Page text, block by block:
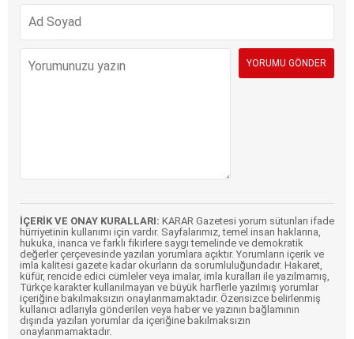
İÇERİK VE ONAY KURALLARI: KARAR Gazetesi yorum sütunları ifade
hürriyetinin kullanımı için vardır. Sayfalarımız, temel insan haklarına,
hukuka, inanca ve farklı fikirlere saygı temelinde ve demokratik
değerler çerçevesinde yazılan yorumlara açıktır. Yorumların içerik ve
imla kalitesi gazete kadar okurların da sorumluluğundadır. Hakaret,
küfür, rencide edici cümleler veya imalar, imla kuralları ile yazılmamış,
Türkçe karakter kullanılmayan ve büyük harflerle yazılmış yorumlar
içeriğine bakılmaksızın onaylanmamaktadır. Özensizce belirlenmiş
kullanıcı adlarıyla gönderilen veya haber ve yazının bağlamının
dışında yazılan yorumlar da içeriğine bakılmaksızın
onaylanmamaktadır.